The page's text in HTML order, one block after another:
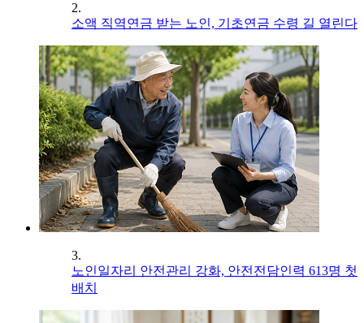
2.
소액 직역연금 받는 노인, 기초연금 수령 길 열린다
3.
노인일자리 안전관리 강화, 안전전담인력 613명 첫
배치